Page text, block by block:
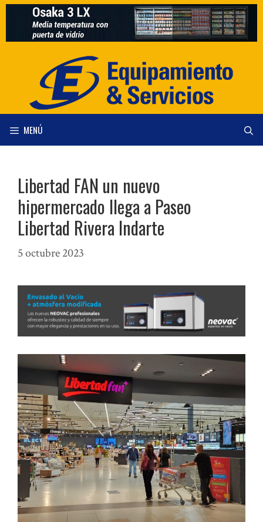
Saltar
contenido
MENÚ
Libertad FAN un nuevo
hipermercado llega a Paseo
Libertad Rivera Indarte
5 octubre 2023